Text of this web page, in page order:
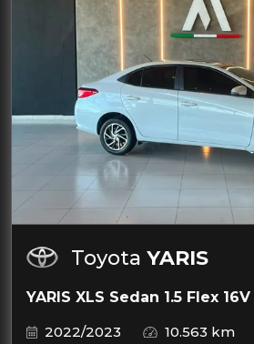
Toyota YARIS
YARIS XLS Sedan 1.5 Flex
2022/2023
10.563 km